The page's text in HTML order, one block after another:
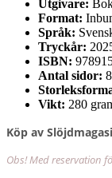
Utgivare:
Format:
Språk:
Tryckår:
ISBN:
Antal sidor:
Vikt: 280
Köp av
Obs! Med reservation